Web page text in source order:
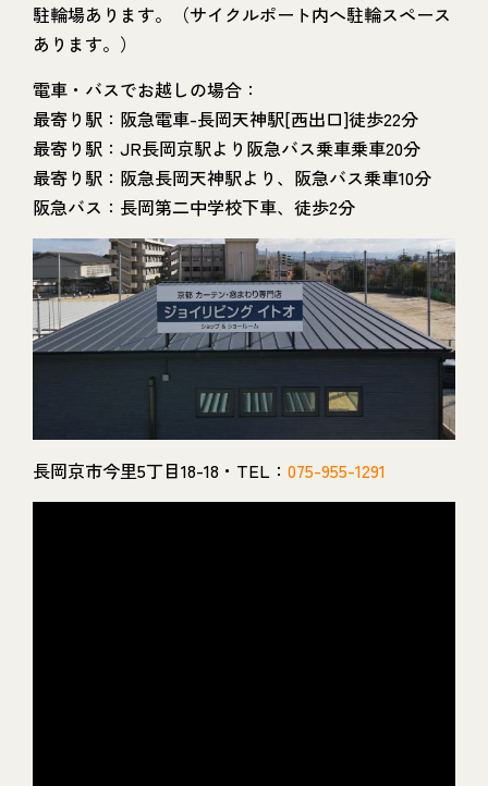
駐輪場あります。（サイクルポート内へ駐輪スペース
あります。）
電車・バスでお越しの場合：
最寄り駅：阪急電車-長岡天神駅[西出口]徒歩22分
最寄り駅：JR長岡京駅より阪急バス乗車乗車20分
最寄り駅：阪急長岡天神駅より、阪急バス乗車10分
阪急バス：長岡第二中学校下車、徒歩2分
長岡京市今里5丁目18-18・TEL： 075-955-1291